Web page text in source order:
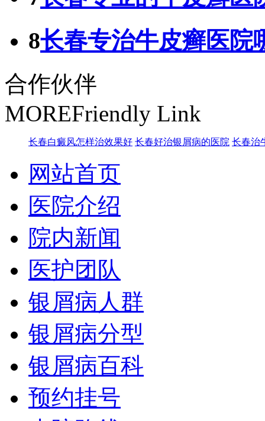
8长春专治牛皮癣医院
合作伙伴
MOREFriendly Link
长春白癜风怎样治效果好 长春好治银屑病的医院 长春治
网站首页
医院介绍
院内新闻
医护团队
银屑病人群
银屑病分型
银屑病百科
预约挂号